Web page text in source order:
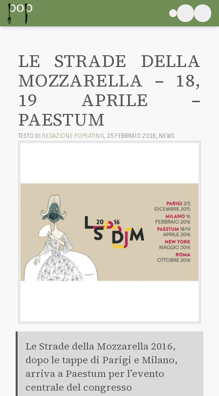
LE STRADE DELLA
MOZZARELLA – 18,
19 APRILE –
PAESTUM
TESTO DI REDAZIONE POPEATING, 25 FEBBRAIO 2016, NEWS
Le Strade della Mozzarella 2016,
dopo le tappe di Parigi e Milano,
arriva a Paestum per l’evento
centrale del congresso